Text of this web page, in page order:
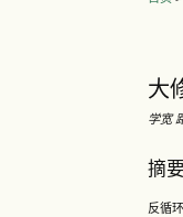
大
学宽
摘要
反循